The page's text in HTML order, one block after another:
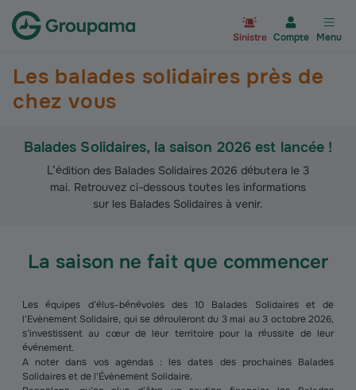
Sinistre Compte Menu
Les balades solidaires près de
chez vous
Balades Solidaires, la saison 2026 est lancée !
L’édition des Balades Solidaires 2026 débutera le 3
mai. Retrouvez ci-dessous toutes les informations
sur les Balades Solidaires à venir.
La saison ne fait que commencer
Les équipes d’élus-bénévoles des 10 Balades Solidaires et de
l'Evènement Solidaire, qui se dérouleront du 3 mai au 3 octobre 2026,
s’investissent au cœur de leur territoire pour la réussite de leur
événement.
A noter dans vos agendas : les dates des prochaines Balades
Solidaires et de l'Évènement Solidaire.